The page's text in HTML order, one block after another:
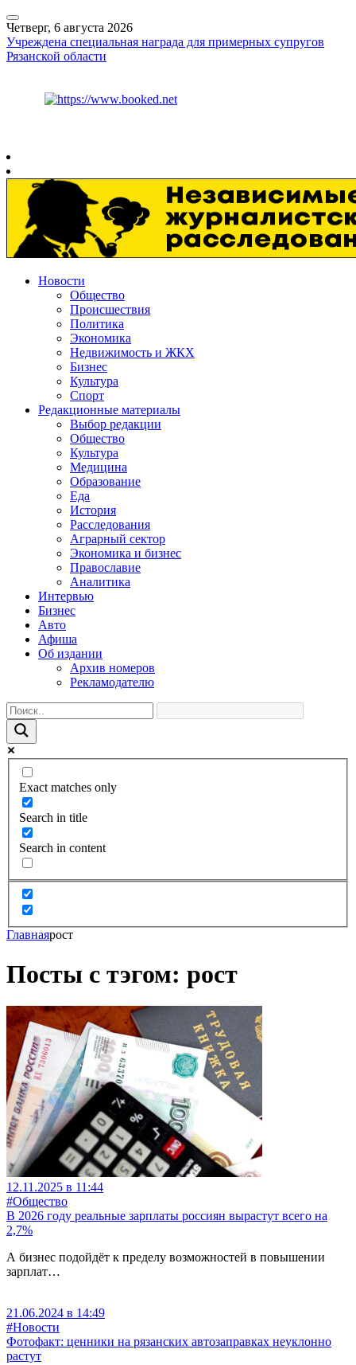
Четверг, 6 августа 2026
Учреждена специальная награда для примерных супругов
Рязанской области
Новости
Общество
Происшествия
Политика
Экономика
Недвижимость и ЖКХ
Бизнес
Культура
Спорт
Редакционные материалы
Выбор редакции
Общество
Культура
Медицина
Образование
Еда
История
Расследования
Аграрный сектор
Экономика и бизнес
Православие
Аналитика
Интервью
Бизнес
Авто
Афиша
Об издании
Архив номеров
Рекламодателю
Exact matches only
Search in title
Search in content
Главнаярост
Посты с тэгом: рост
12.11.2025 в 11:44
#Общество
В 2026 году реальные зарплаты россиян вырастут всего на
2,7%
А бизнес подойдёт к пределу возможностей в повышении
зарплат…
21.06.2024 в 14:49
#Новости
Фотофакт: ценники на рязанских автозаправках неуклонно
растут